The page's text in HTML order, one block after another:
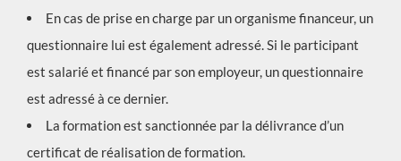
En cas de prise en charge par un organisme financeur, un
questionnaire lui est également adressé. Si le participant
est salarié et financé par son employeur, un questionnaire
est adressé à ce dernier.
La formation est sanctionnée par la délivrance d’un
certificat de réalisation de formation.